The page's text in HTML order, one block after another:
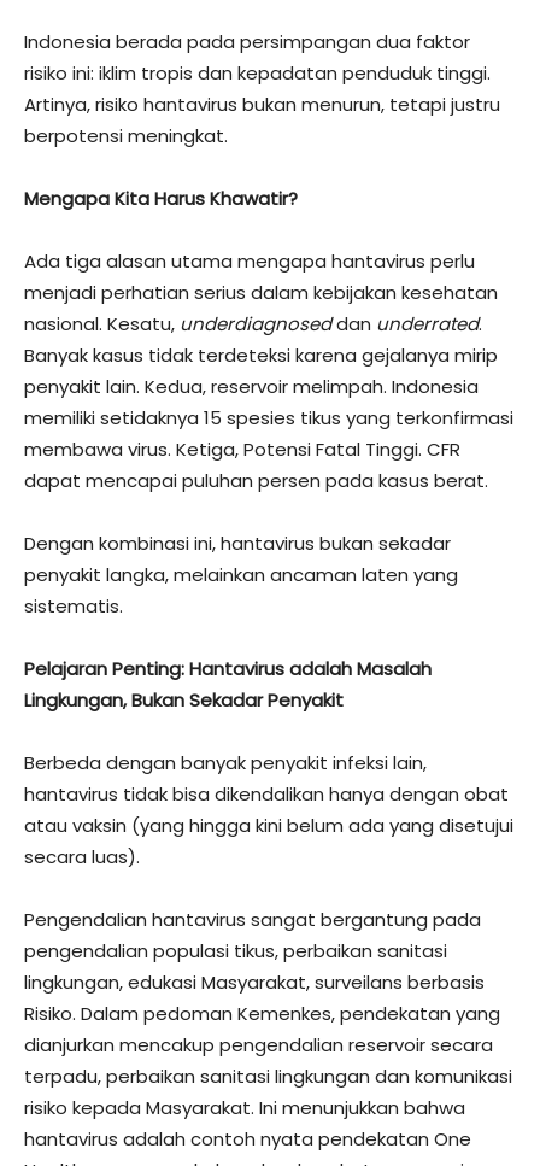
Indonesia berada pada persimpangan dua faktor
risiko ini: iklim tropis dan kepadatan penduduk tinggi.
Artinya, risiko hantavirus bukan menurun, tetapi justru
berpotensi meningkat.
Mengapa Kita Harus Khawatir?
Ada tiga alasan utama mengapa hantavirus perlu
menjadi perhatian serius dalam kebijakan kesehatan
nasional. Kesatu, underdiagnoseddan underrated.
Banyak kasus tidak terdeteksi karena gejalanya mirip
penyakit lain. Kedua, reservoir melimpah. Indonesia
memiliki setidaknya 15 spesies tikus yang terkonfirmasi
membawa virus. Ketiga, Potensi Fatal Tinggi. CFR
dapat mencapai puluhan persen pada kasus berat.
Dengan kombinasi ini, hantavirus bukan sekadar
penyakit langka, melainkan ancaman laten yang
sistematis.
Pelajaran Penting: Hantavirus adalah Masalah
Lingkungan, Bukan Sekadar Penyakit
Berbeda dengan banyak penyakit infeksi lain,
hantavirus tidak bisa dikendalikan hanya dengan obat
atau vaksin (yang hingga kini belum ada yang disetujui
secara luas).
Pengendalian hantavirus sangat bergantung pada
pengendalian populasi tikus, perbaikan sanitasi
lingkungan, edukasi Masyarakat, surveilans berbasis
Risiko. Dalam pedoman Kemenkes, pendekatan yang
dianjurkan mencakup pengendalian reservoir secara
terpadu, perbaikan sanitasi lingkungan dan komunikasi
risiko kepada Masyarakat. Ini menunjukkan bahwa
hantavirus adalah contoh nyata pendekatan One